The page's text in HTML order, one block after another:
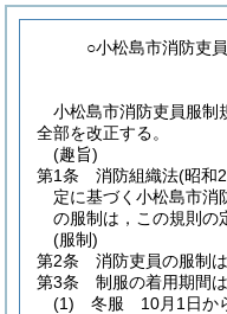
○小松島市消防吏
小松島市消防吏員服制
全部を改正する。
(趣旨)
第1条
消防組織法(昭和
定に基づく小松島市消
の服制は，この規則の
(服制)
第2条
消防吏員の服制は
第3条
制服の着用期間
(1)
冬服 10月1日か